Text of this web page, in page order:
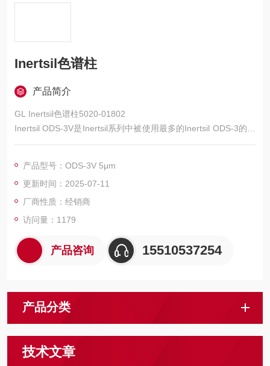
Inertsil色谱柱
产品简介
GL Inertsil色谱柱5020-01802
Inertsil ODS-3V是Inertsil系列中被使用最多的Inertsil ODS-3的对
应有效性验证柱。
基体的物理性质、化学处理结果、检测的色谱图，适合方法开
发。
产品型号：ODS-3V 5μm
更新时间：2025-07-11
厂商性质：经销商
访问量：1179
产品咨询 15510537254
产品分类
技术文章